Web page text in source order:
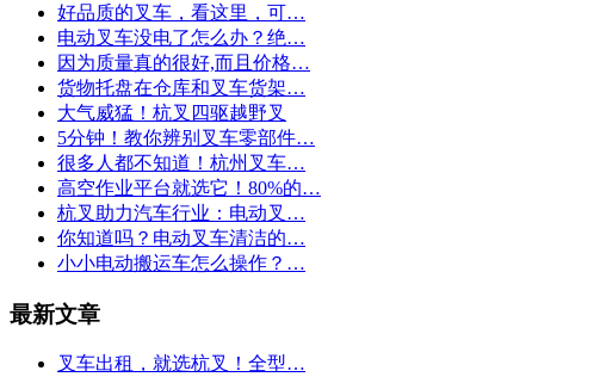
好品质的叉车，看这里，可…
电动叉车没电了怎么办？绝…
因为质量真的很好,而且价格…
货物托盘在仓库和叉车货架…
大气威猛！杭叉四驱越野叉
5分钟！教你辨别叉车零部件…
很多人都不知道！杭州叉车…
高空作业平台就选它！80%的…
杭叉助力汽车行业：电动叉…
你知道吗？电动叉车清洁的…
小小电动搬运车怎么操作？…
最新文章
叉车出租，就选杭叉！全型…